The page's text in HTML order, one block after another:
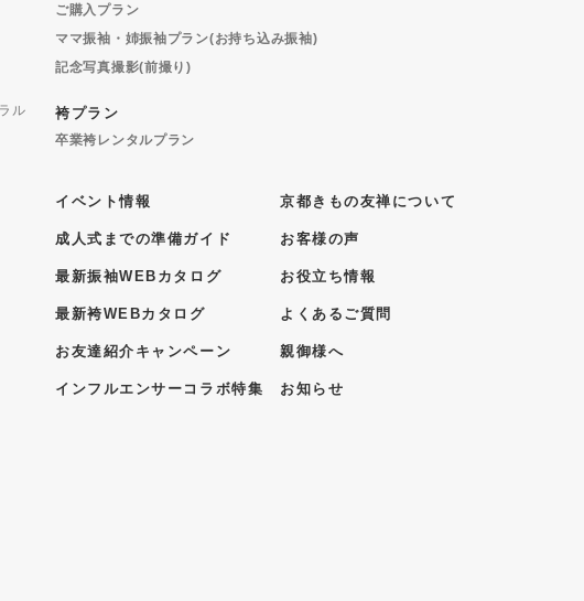
ル
ご購入プラン
ママ振袖・姉振袖プラン(お持ち込み振袖)
記念写真撮影(前撮り)
袴プラン
卒業袴レンタルプラン
イベント情報
成人式までの準備ガイド
最新振袖WEBカタログ
最新袴WEBカタログ
お友達紹介キャンペーン
インフルエンサーコラボ特集
京都きもの友禅について
お客様の声
お役立ち情報
よくあるご質問
親御様へ
お知らせ